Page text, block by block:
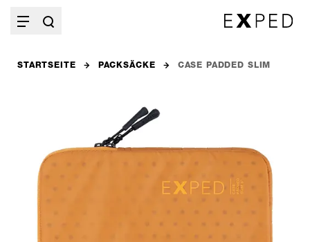
STARTSEITE PACKSÄCKE CASE PADDED SLIM